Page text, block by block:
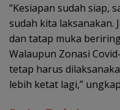
“Kesiapan sudah siap,
sudah kita laksanakan.
dan tatap muka
Walaupun Zonasi
tetap harus
lebih ketat lagi,”